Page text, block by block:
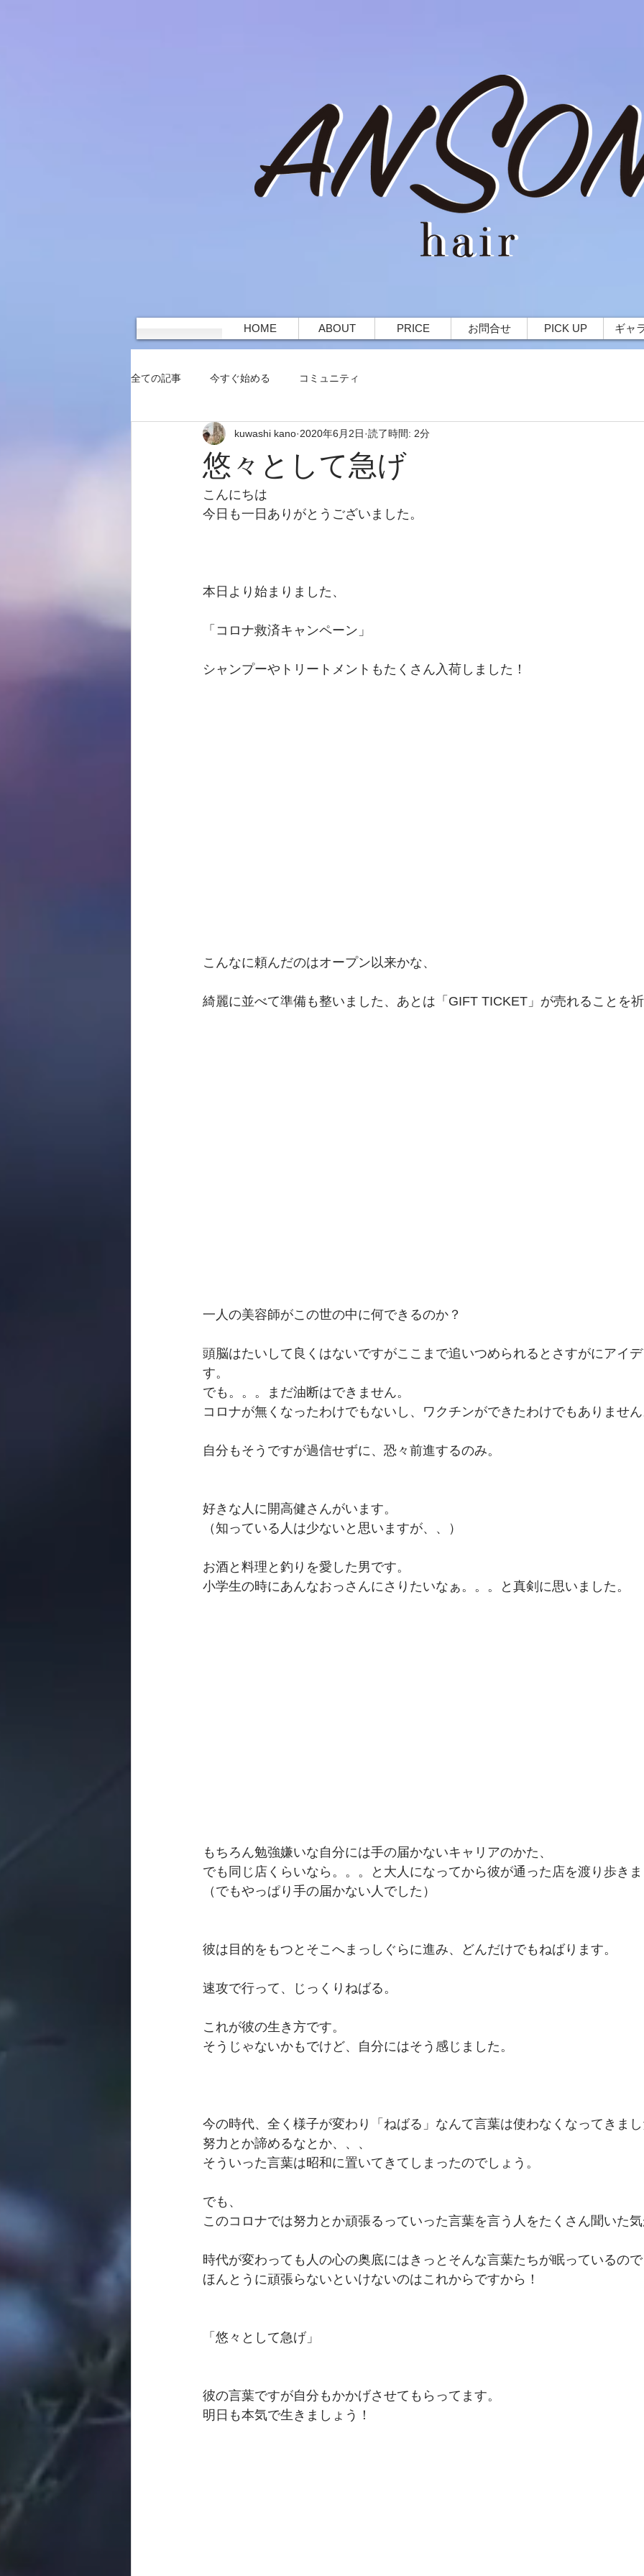
HOME ABOUT PRICE お問合せ PICK UP ギャ
全ての記事 今すぐ始める コミュニティ
悠々として急げ
kuwashi kano 2020年6月2日 読了時間: 2分
こんにちは
今日も一日ありがとうございました。
本日より始まりました、
「コロナ救済キャンペーン」
シャンプーやトリートメントもたくさん入荷しました！
こんなに頼んだのはオープン以来かな、
綺麗に並べて準備も整いました、あとは「GIFT TICKET」が売れることを
一人の美容師がこの世の中に何できるのか？
頭脳はたいして良くはないですがここまで追いつめられるとさすがにアイ
す。
でも。。。まだ油断はできません。
コロナが無くなったわけでもないし、ワクチンができたわけでもありま
自分もそうですが過信せずに、恐々前進するのみ。
好きな人に開高健さんがいます。
（知っている人は少ないと思いますが、、）
お酒と料理と釣りを愛した男です。
小学生の時にあんなおっさんにさりたいなぁ。。。と真剣に思いました。
もちろん勉強嫌いな自分には手の届かないキャリアのかた、
でも同じ店くらいなら。。。と大人になってから彼が通った店を渡り歩
（でもやっぱり手の届かない人でした）
彼は目的をもつとそこへまっしぐらに進み、どんだけでもねばります。
速攻で行って、じっくりねばる。
これが彼の生き方です。
そうじゃないかもでけど、自分にはそう感じました。
今の時代、全く様子が変わり「ねばる」なんて言葉は使わなくなってき
努力とか諦めるなとか、、、
そういった言葉は昭和に置いてきてしまったのでしょう。
でも、
このコロナでは努力とか頑張るっていった言葉を言う人をたくさん聞い
時代が変わっても人の心の奥底にはきっとそんな言葉たちが眠っている
ほんとうに頑張らないといけないのはこれからですから！
「悠々として急げ」
彼の言葉ですが自分もかかげさせてもらってます。
明日も本気で生きましょう！